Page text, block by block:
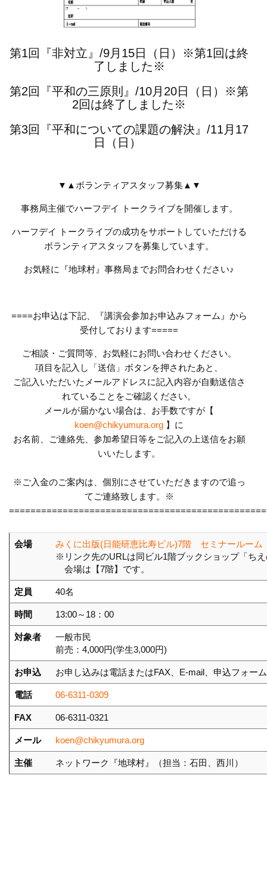
第1回『非対立』/9月15日（日）※第1回は終
了しました※
第2回『平和の三原則』/10月20日（日）※第
2回は終了しました※
第3回『平和についての課題の解決』/11月17
日（日）
▼▲ボランティアスタッフ募集▲▼
事務局主催でハーフデイ トークライブを開催します。
ハーフデイ トークライブの成功をサポートしていただける
ボランティアスタッフを募集しています。
お気軽に『地球村』事務局までお問合わせください♪
====お申込は下記、『講演会参加お申込みフォーム』から
受付しております=====
ご相談・ご質問等、お気軽にお問い合わせください。
項目を記入し「送信」ボタンを押されたあと、
ご記入いただいたメールアドレスに記入内容が自動送信さ
れていることをご確認ください。
メールが届かない場合は、お手数ですが【
koen@chikyumura.org 】に
お名前、ご連絡先、参加希望日等をご記入の上送信をお願
いいたします。
※ご入金のご案内は、個別にさせていただきますので追っ
てご連絡致します。※
会場
みくに出版(日能研恵比寿ビル)7階 セミナールーム
※リンク先のURLは同ビル1階ブックショップ「ち
会場は 【7階】です。
定員 40名
時間 13:00～18：00
対象者
一般市民
前売：4,000円(学生3,000円)
お申込 お申し込みは電話またはFAX、E-mail、申込フォー
電話 06-6311-0309
FAX 06-6311-0321
メール koen@chikyumura.org
主催 ネットワーク『地球村』（担当：石田、西川）